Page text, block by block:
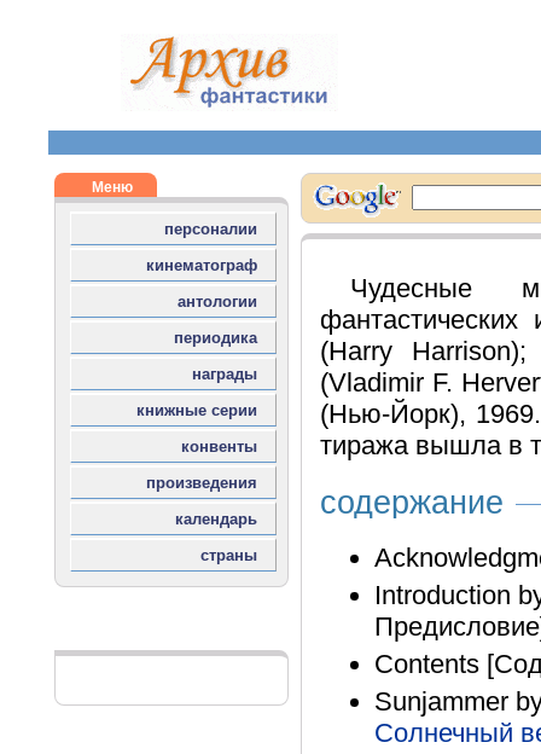
Чудесные
(Harry
(Vladimir F.
(Нью-Йорк),
тиража вышла в
содержание
Introduction
Contents
Sunjammer
Солнечный